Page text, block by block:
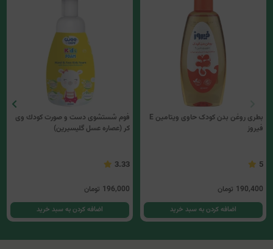
بطری روغن بدن کودک حاوی ویتامین E
فیروز
5
190,400 تومان
اضافه کردن به سبد خرید
فوم شستشوی دست و صورت كودك وی
کر (عصاره عسل گلیسیرین)
3.33
196,000 تومان
اضافه کردن به سبد خرید